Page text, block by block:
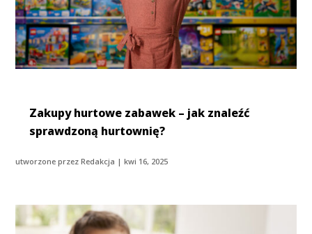
Zakupy hurtowe zabawek – jak znaleźć
sprawdzoną hurtownię?
utworzone przezRedakcja |kwi 16, 2025